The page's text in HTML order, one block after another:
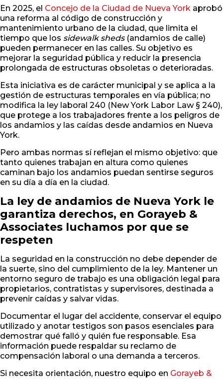
En 2025, el Concejo de la Ciudad de Nueva York aprobó
una reforma al código de construcción y
mantenimiento urbano de la ciudad, que limita el
tiempo que los sidewalk sheds(andamios de calle)
pueden permanecer en las calles. Su objetivo es
mejorar la seguridad pública y reducir la presencia
prolongada de estructuras obsoletas o deterioradas.
Esta iniciativa es de carácter municipal y se aplica a la
gestión de estructuras temporales en vía pública; no
modifica la ley laboral 240 (New York Labor Law § 240),
que protege a los trabajadores frente a los peligros de
los andamios y las caídas desde andamios en Nueva
York.
Pero ambas normas sí reflejan el mismo objetivo: que
tanto quienes trabajan en altura como quienes
caminan bajo los andamios puedan sentirse seguros
en su día a día en la ciudad.
La ley de andamios de Nueva York le
garantiza derechos, en Gorayeb &
Associates luchamos por que se
respeten
La seguridad en la construcción no debe depender de
la suerte, sino del cumplimiento de la ley. Mantener un
entorno seguro de trabajo es una obligación legal para
propietarios, contratistas y supervisores, destinada a
prevenir caídas y salvar vidas.
Documentar el lugar del accidente, conservar el equipo
utilizado y anotar testigos son pasos esenciales para
demostrar qué falló y quién fue responsable. Esa
información puede respaldar su reclamo de
compensación laboral o una demanda a terceros.
Si necesita orientación, nuestro equipo en Gorayeb &